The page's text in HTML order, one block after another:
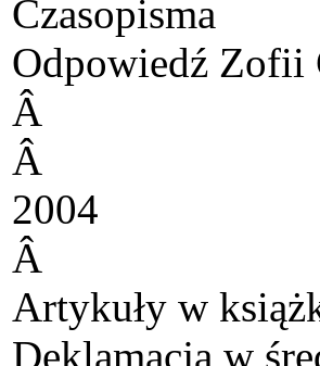
Czasopisma
Odpowiedź Zofii
Â
Â
2004
Â
Artykuły w
Deklamacja w